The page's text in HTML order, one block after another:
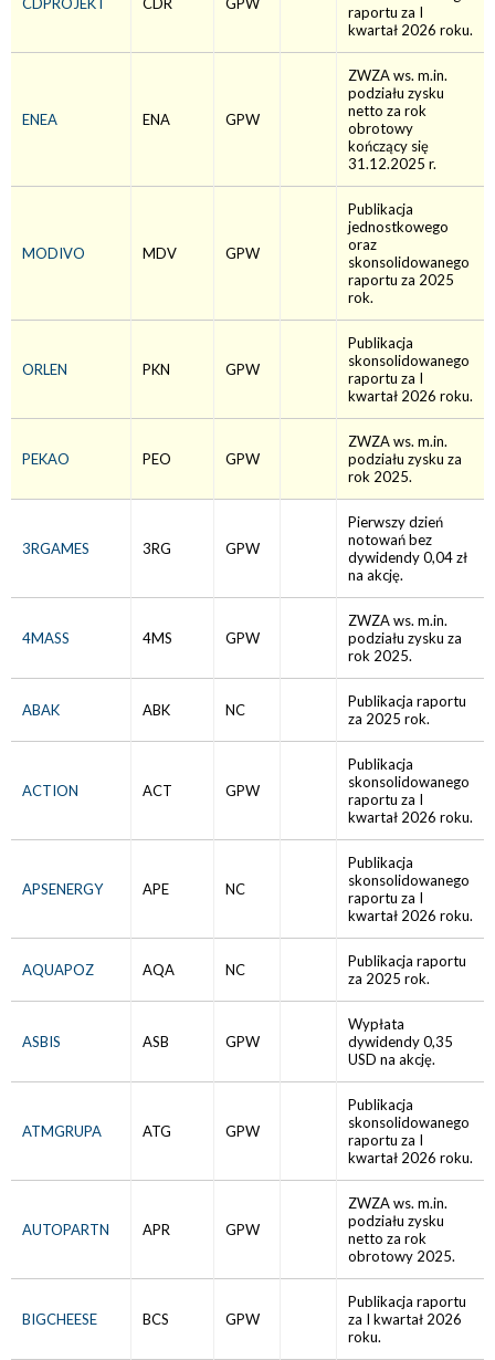
raportu za I
kwartał 2026 roku.
ENEA ENA GPW
ZWZA ws. m.in.
podziału zysku
netto za rok
obrotowy
kończący się
31.12.2025 r.
MODIVO MDV GPW
Publikacja
jednostkowego
oraz
skonsolidowanego
raportu za 2025
rok.
ORLEN PKN GPW
Publikacja
skonsolidowanego
raportu za I
kwartał 2026 roku.
PEKAO PEO GPW
ZWZA ws. m.in.
podziału zysku za
rok 2025.
3RGAMES 3RG GPW
Pierwszy dzień
notowań bez
dywidendy 0,04 zł
na akcję.
4MASS 4MS GPW
ZWZA ws. m.in.
podziału zysku za
rok 2025.
ABAK ABK NC
Publikacja raportu
za 2025 rok.
ACTION ACT GPW
Publikacja
skonsolidowanego
raportu za I
kwartał 2026 roku.
APSENERGY APE NC
Publikacja
skonsolidowanego
raportu za I
kwartał 2026 roku.
AQUAPOZ AQA NC
Publikacja raportu
za 2025 rok.
ASBIS ASB GPW
Wypłata
dywidendy 0,35
USD na akcję.
ATMGRUPA ATG GPW
Publikacja
skonsolidowanego
raportu za I
kwartał 2026 roku.
AUTOPARTN APR GPW
ZWZA ws. m.in.
podziału zysku
netto za rok
obrotowy 2025.
BIGCHEESE BCS GPW
Publikacja raportu
za I kwartał 2026
roku.